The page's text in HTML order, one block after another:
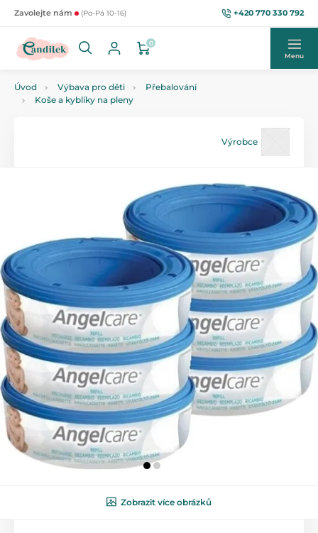
Zavolejte nám (Po-Pá 10-16) +420 770 330 792
0
Menu
Úvod Výbava pro děti
Přebalování
Koše a kyblíky na pleny
Výrobce
Zobrazit více obrázků